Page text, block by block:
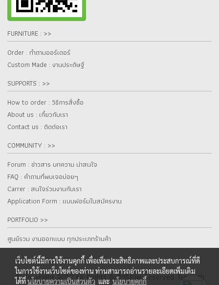
FURNITURE : >>
Order : ทำตามออร์เดอร์
Custom Made : งานประดิษฐ์
SUPPORTS : >>
How to order : วิธีการสั่งซื้อ
About us : เกี๋ยวกับเรา
Contact us : ติดต่อเรา
COMMUNITY : >>
Forum : ข่าวสาร บทความ น่าสนใจ
FAQ : คำถามที่พบเจอบ่อยๆ
Carrer : สนใจร่วมงานกับเรา
Application Form : แบบฟอร์มใบสมัครงาน
PORTFOLIO >>
ศูนย์รวม งานออกแบบ ทุกประเภทร้านค้า
© Copyright 2012 All Rights ลิขสิทธิ์ภาพ Reserved. fur.co.th
เว็บไซต์นี้มีการใช้งานคุกกี้ เพื่อเพิ่มประสิทธิภาพและประสบการณ์ที่ดี
ในการใช้งานเว็บไซต์ของท่าน ท่านสามารถอ่านรายละเอียดเพิ่มเติม
ได้ที่นโยบายความเป็นส่วนตัวและนโยบายคุกกี้